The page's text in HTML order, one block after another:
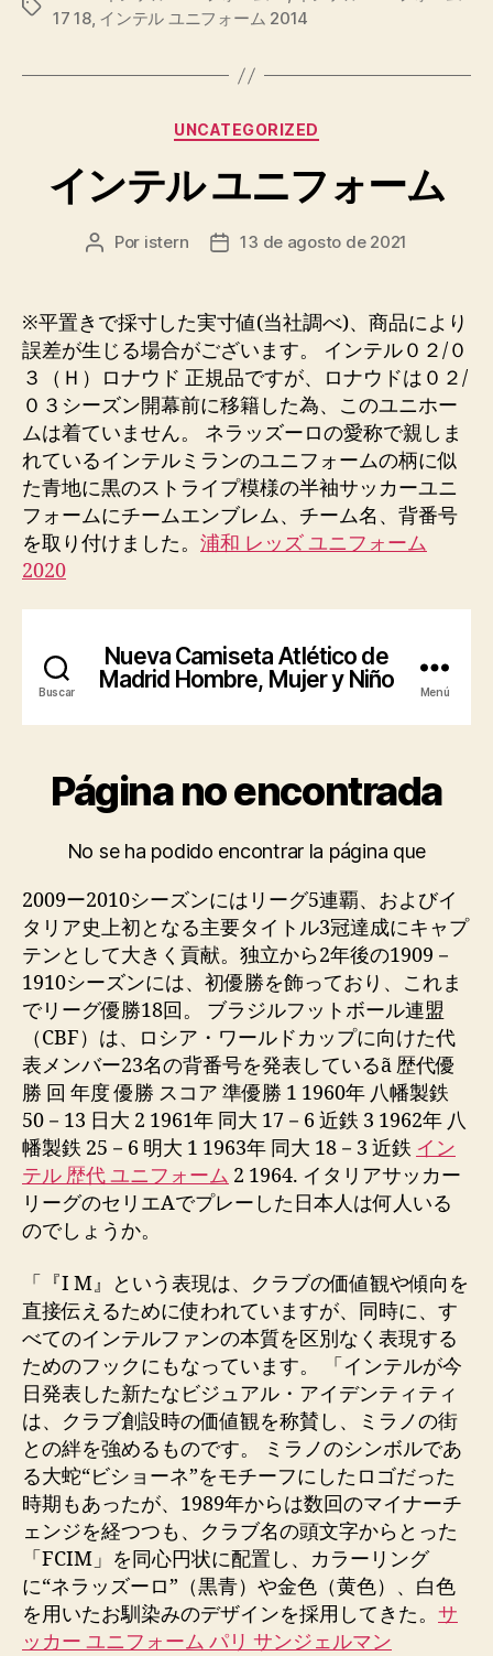
Etiquetas
17 18, インテル ユニフォーム 2014
Categorías
UNCATEGORIZED
インテル ユニフォーム
Autor
entrada
Por istern
Fecha
entrada
13 de agosto de 2021
※平置きで採寸した実寸値(当社調べ)、商品により
誤差が生じる場合がございます。 インテル０２/０
３（Ｈ）ロナウド 正規品ですが、ロナウドは０２/
０３シーズン開幕前に移籍した為、このユニホー
ムは着ていません。 ネラッズーロの愛称で親しま
れているインテルミランのユニフォームの柄に似
た青地に黒のストライプ模様の半袖サッカーユニ
フォームにチームエンブレム、チーム名、背番号
を取り付けました。 浦和 レッズ ユニフォーム
2020
2009ー2010シーズンにはリーグ5連覇、およびイ
タリア史上初となる主要タイトル3冠達成にキャプ
テンとして大きく貢献。独立から2年後の1909－
1910シーズンには、初優勝を飾っており、これま
でリーグ優勝18回。 ブラジルフットボール連盟
（CBF）は、ロシア・ワールドカップに向けた代
表メンバー23名の背番号を発表しているã 歴代優
勝 回 年度 優勝 スコア 準優勝 1 1960年 八幡製鉄
50－13 日大 2 1961年 同大 17－6 近鉄 3 1962年 八
幡製鉄 25－6 明大 1 1963年 同大 18－3 近鉄 イン
テル 歴代 ユニフォーム 2 1964. イタリアサッカー
リーグのセリエAでプレーした日本人は何人いる
のでしょうか。
「『I M』という表現は、クラブの価値観や傾向を
直接伝えるために使われていますが、同時に、す
べてのインテルファンの本質を区別なく表現する
ためのフックにもなっています。 「インテルが今
日発表した新たなビジュアル・アイデンティティ
は、クラブ創設時の価値観を称賛し、ミラノの街
との絆を強めるものです。 ミラノのシンボルであ
る大蛇“ビショーネ”をモチーフにしたロゴだった
時期もあったが、1989年からは数回のマイナーチ
ェンジを経つつも、クラブ名の頭文字からとった
「FCIM」を同心円状に配置し、カラーリング
に“ネラッズーロ”（黒青）や金色（黄色）、白色
を用いたお馴染みのデザインを採用してきた。 サ
ッカー ユニフォーム パリ サンジェルマン